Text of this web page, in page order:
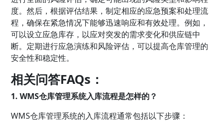
度。然后，根据评估结果，制定相应的应急预案和处理流
程，确保在紧急情况下能够迅速响应和有效处理。例如，
可以设立应急库存，以应对突发的需求变化和供应链中
断。定期进行应急演练和风险评估，可以提高仓库管理的
安全性和稳定性。
相关问答FAQs：
1. WMS仓库管理系统入库流程是怎样的？
WMS仓库管理系统的入库流程通常包括以下步骤：